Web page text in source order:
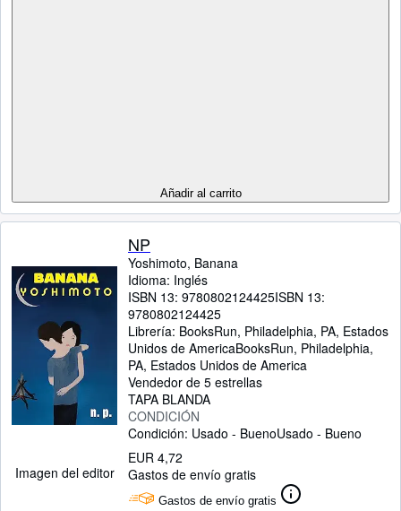
Añadir al carrito
Imagen del editor
NP
Yoshimoto, Banana
Idioma: Inglés
ISBN 13: 9780802124425ISBN 13:
9780802124425
Librería: BooksRun, Philadelphia, PA, Estados
Unidos de AmericaBooksRun, Philadelphia,
PA, Estados Unidos de America
Vendedor de 5 estrellas
TAPA BLANDA
CONDICIÓN
Condición: Usado - BuenoUsado - Bueno
EUR 4,72
Gastos de envío gratis
Gastos de envío gratis